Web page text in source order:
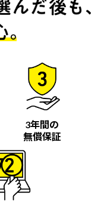
3年間の
無償保証